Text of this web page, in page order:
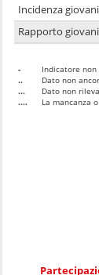
Incidenza
Rapporto
-
Indicatore
..
Dato non
...
Dato non
....
La mancanza